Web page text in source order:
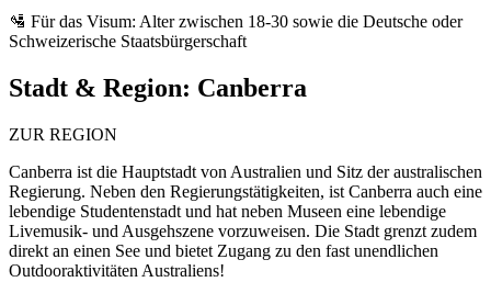
🛂 Für das Visum: Alter zwischen 18-30 sowie die Deutsche oder
Schweizerische Staatsbürgerschaft
Stadt & Region: Canberra
ZUR REGION
Canberra ist die Hauptstadt von Australien und Sitz der australischen
Regierung. Neben den Regierungstätigkeiten, ist Canberra auch eine
lebendige Studentenstadt und hat neben Museen eine lebendige
Livemusik- und Ausgehszene vorzuweisen. Die Stadt grenzt zudem
direkt an einen See und bietet Zugang zu den fast unendlichen
Outdooraktivitäten Australiens!